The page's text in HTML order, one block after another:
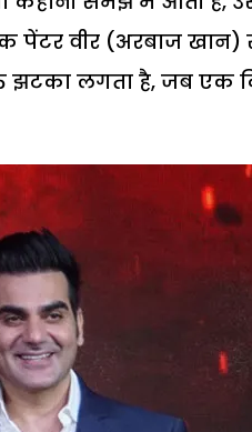
वीर (अरबाज खान)
झटका लगता है, जब एक